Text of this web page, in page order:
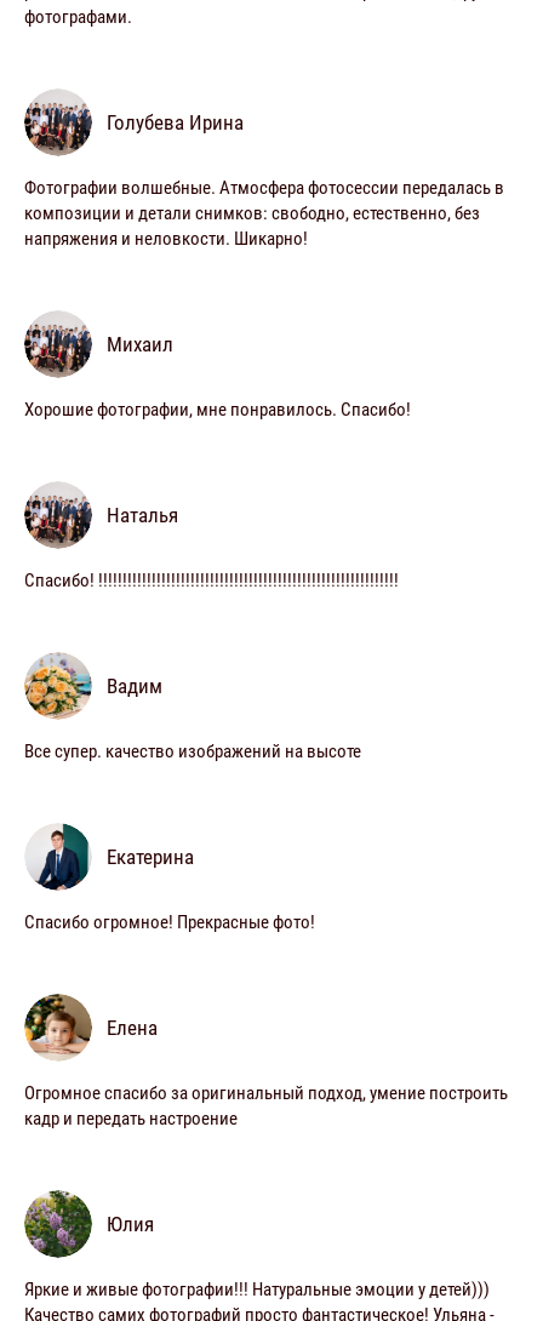
фотографами.
Голубева Ирина
Фотографии волшебные. Атмосфера фотосессии передалась в
композиции и детали снимков: свободно, естественно, без
напряжения и неловкости. Шикарно!
Михаил
Хорошие фотографии, мне понравилось. Спасибо!
Наталья
Спасибо! !!!!!!!!!!!!!!!!!!!!!!!!!!!!!!!!!!!!!!!!!!!!!!!!!!!!!!!!!!!!!!
Вадим
Все супер. качество изображений на высоте
Екатерина
Спасибо огромное! Прекрасные фото!
Елена
Огромное спасибо за оригинальный подход, умение построить
кадр и передать настроение
Юлия
Яркие и живые фотографии!!! Натуральные эмоции у детей)))
Качество самих фотографий просто фантастическое! Ульяна -